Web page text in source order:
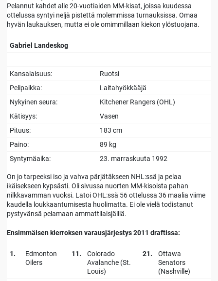
Pelannut kahdet alle 20-vuotiaiden MM-kisat, joissa kuudessa
ottelussa syntyi neljä pistettä molemmissa turnauksissa. Omaa
hyvän laukauksen, mutta ei ole omimmillaan kiekon ylöstuojana.
Gabriel Landeskog
Kansalaisuus:
Ruotsi
Pelipaikka:
Laitahyökkääjä
Nykyinen seura:
Kitchener Rangers (OHL)
Kätisyys:
Vasen
Pituus:
183 cm
Paino:
89 kg
Syntymäaika:
23. marraskuuta 1992
On jo tarpeeksi iso ja vahva pärjätäkseen NHL:ssä ja pelaa
ikäisekseen kypsästi. Oli sivussa nuorten MM-kisoista pahan
nilkkavamman vuoksi. Latoi OHL:ssä 56 ottelussa 36 maalia viime
kaudella loukkaantumisesta huolimatta. Ei ole vielä todistanut
pystyvänsä pelamaan ammattilaisjäillä.
Ensimmäisen kierroksen varausjärjestys 2011 draftissa:
1.
Edmonton
Oilers
11.
Colorado
Avalanche (St.
Louis)
21.
Ottawa
Senators
(Nashville)